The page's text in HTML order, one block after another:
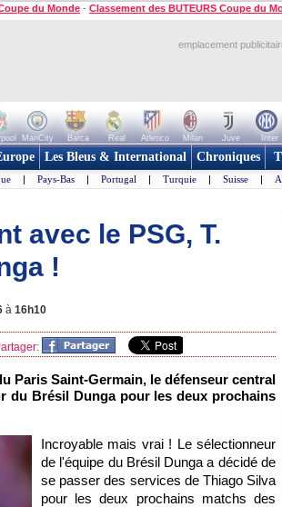
du Monde - Classement des BUTEURS Coupe du
emplacement
ManCity Barca Real Atletico Milan Juve Inter
Les Bleus & International Chroniques
| Pays-Bas | Portugal | Turquie | Suisse |
avec le PSG, T.
!
à 16h10
Paris Saint-Germain, le défenseur central
du Brésil Dunga pour les deux prochains
Incroyable mais vrai ! Le sélectionneur
de l'équipe du Brésil Dunga a décidé de
se passer des services de Thiago Silva
pour les deux prochains matchs des